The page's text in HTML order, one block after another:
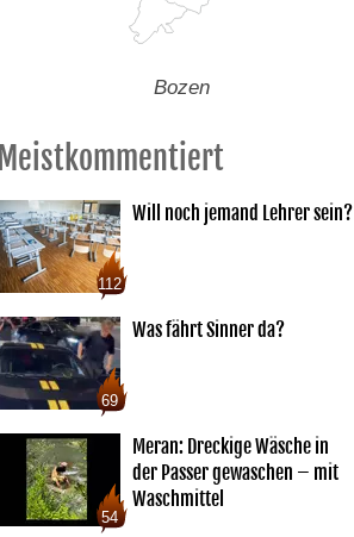
Bozen
Meistkommentiert
112
Will noch jemand Lehrer sein?
69
Was fährt Sinner da?
54
Meran: Dreckige Wäsche in
der Passer gewaschen – mit
Waschmittel